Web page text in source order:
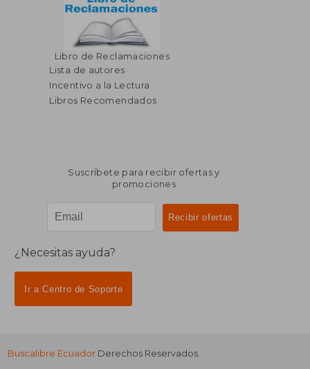
Libro de Reclamaciones
Lista de autores
Incentivo a la Lectura
Libros Recomendados
Suscríbete para recibir ofertas y
promociones
¿Necesitas ayuda?
Ir a Centro de Soporte
Buscalibre Ecuador Derechos Reservados.